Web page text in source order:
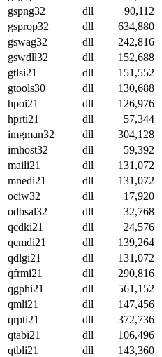
gspng32
dll 90,112
gsprop32
dll 634,880
gswag32
dll 242,816
gswdll32
dll 152,688
gtlsi21
dll 151,552
gtools30
dll 130,688
hpoi21
dll 126,976
hprti21
dll 57,344
imgman32
dll 304,128
imhost32
dll 59,392
maili21
dll 131,072
mnedi21
dll 131,072
ociw32
dll 17,920
odbsal32
dll 32,768
qcdki21
dll 24,576
qcmdi21
dll 139,264
qdlgi21
dll 131,072
qfrmi21
dll 290,816
qgphi21
dll 561,152
qmli21
dll 147,456
qrpti21
dll 372,736
qtabi21
dll 106,496
qtbli21
dll 143,360